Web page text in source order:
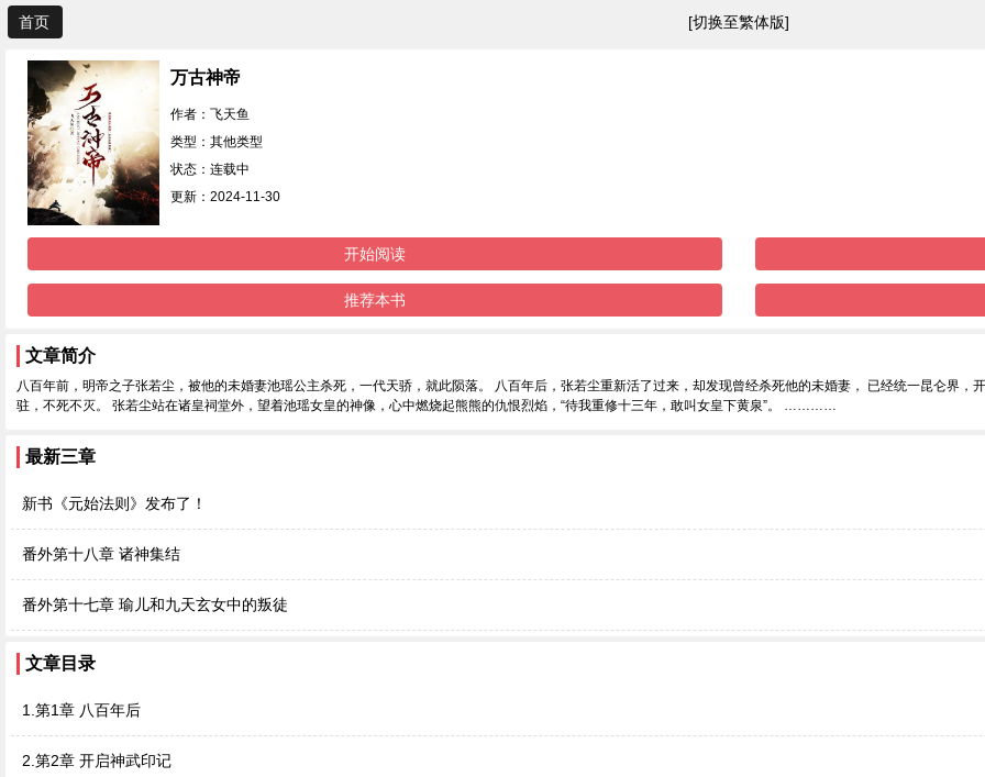
首页 [切换至繁体版]
万古神帝
作者：飞天鱼
类型：其他类型
状态：连载中
更新：2024-11-30
开始阅读
推荐本书
文章简介
八百年前，明帝之子张若尘，被他的未婚妻池瑶公主杀死，一代天骄，就此陨落。 八百年后，张若尘重新活了过来，却发现曾经杀死他的未婚妻， 已经统一昆仑界
驻，不死不灭。 张若尘站在诸皇祠堂外，望着池瑶女皇的神像，心中燃烧起熊熊的仇恨烈焰，“待我重修十三年，敢叫女皇下黄泉”。 …………
最新三章
新书《元始法则》发布了！
番外第十八章 诸神集结
番外第十七章 瑜儿和九天玄女中的叛徒
文章目录
1.第1章 八百年后
2.第2章 开启神武印记